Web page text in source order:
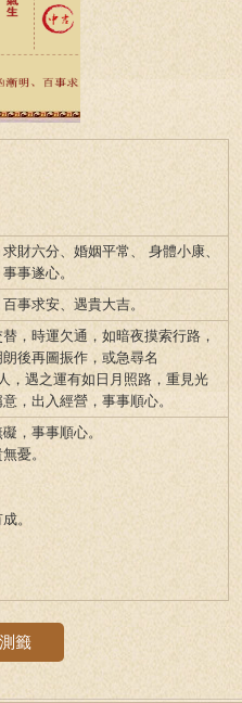
財六分、婚姻平常、 身體小康、
事遂心。
事求安、遇貴大吉。
，時運欠通，如暗夜摸索行路，
後再圖振作，或急尋名
，遇之運有如日月照路，重見光
，出入經營，事事順心。
，事事順心。
憂。
。
籤